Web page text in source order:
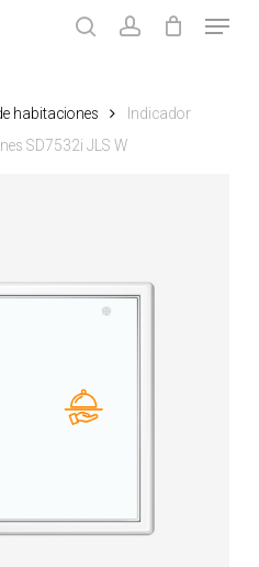
Menu
habitaciones
Indicador
SD7532i JLS W